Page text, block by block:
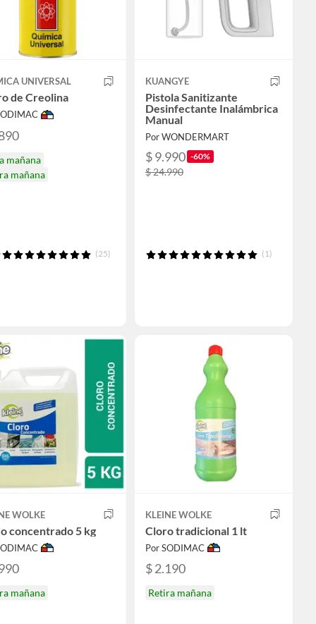
UNIVERSAL
de Creolina
mañana
mañana
(25)
KUANGYE
Pistola Sanitizante
Desinfectante Inalámbrica
Manual
Por WONDERMART
$ 9.990 -60%
$ 24.990
(1)
WOLKE
concentrado 5 kg
mañana
KLEINE WOLKE
Cloro tradicional 1 lt
Por SODIMAC
$ 2.190
Retira mañana